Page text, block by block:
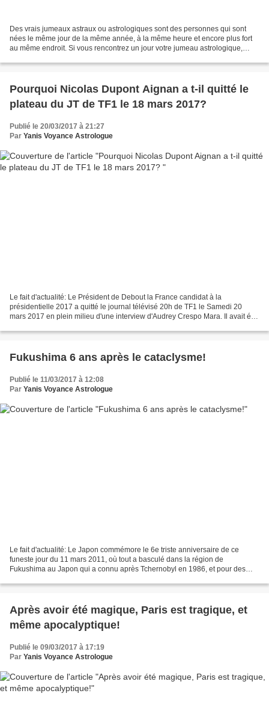
Des vrais jumeaux astraux ou astrologiques sont des personnes qui sont
nées le même jour de la même année, à la même heure et encore plus fort
au même endroit. Si vous rencontrez un jour votre jumeau astrologique,
Pourquoi Nicolas Dupont Aignan a t-il quitté le
plateau du JT de TF1 le 18 mars 2017?
Publié le 20/03/2017 à 21:27
Par Yanis Voyance Astrologue
Le fait d'actualité: Le Président de Debout la France candidat à la
présidentielle 2017 a quitté le journal télévisé 20h de TF1 le Samedi 20
mars 2017 en plein milieu d'une interview d'Audrey Crespo Mara. Il avait été
Fukushima 6 ans après le cataclysme!
Publié le 11/03/2017 à 12:08
Par Yanis Voyance Astrologue
Le fait d'actualité: Le Japon commémore le 6e triste anniversaire de ce
funeste jour du 11 mars 2011, où tout a basculé dans la région de
Fukushima au Japon qui a connu après Tchernobyl en 1986, et pour des
Après avoir été magique, Paris est tragique, et
même apocalyptique!
Publié le 09/03/2017 à 17:19
Par Yanis Voyance Astrologue